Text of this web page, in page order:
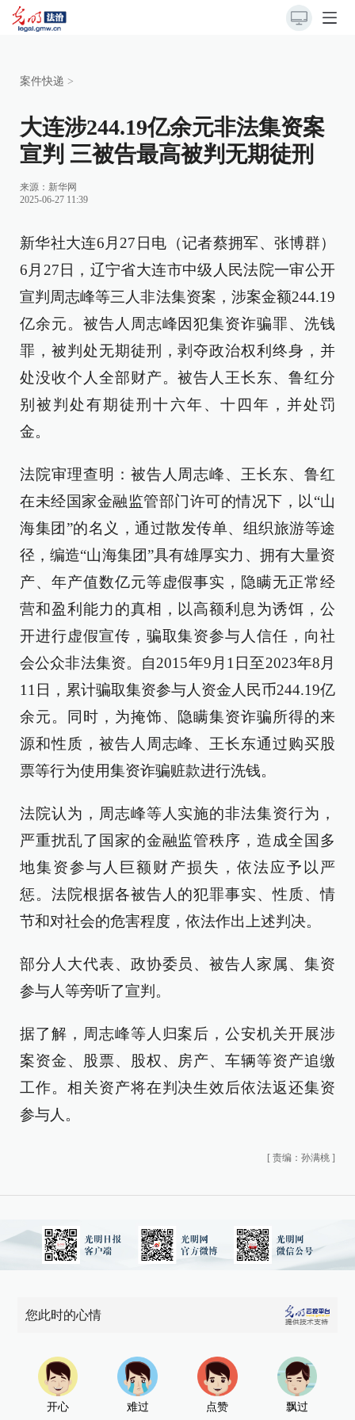
案件快递 >
大连涉244.19亿余元非法集资案
宣判 三被告最高被判无期徒刑
来源： 新华网
2025-06-27 11:39
新华社大连6月27日电（记者蔡拥军、张博群）
6月27日，辽宁省大连市中级人民法院一审公开
宣判周志峰等三人非法集资案，涉案金额244.19
亿余元。被告人周志峰因犯集资诈骗罪、洗钱
罪，被判处无期徒刑，剥夺政治权利终身，并
处没收个人全部财产。被告人王长东、鲁红分
别被判处有期徒刑十六年、十四年，并处罚
金。
法院审理查明：被告人周志峰、王长东、鲁红
在未经国家金融监管部门许可的情况下，以“山
海集团”的名义，通过散发传单、组织旅游等途
径，编造“山海集团”具有雄厚实力、拥有大量资
产、年产值数亿元等虚假事实，隐瞒无正常经
营和盈利能力的真相，以高额利息为诱饵，公
开进行虚假宣传，骗取集资参与人信任，向社
会公众非法集资。自2015年9月1日至2023年8月
11日，累计骗取集资参与人资金人民币244.19亿
余元。同时，为掩饰、隐瞒集资诈骗所得的来
源和性质，被告人周志峰、王长东通过购买股
票等行为使用集资诈骗赃款进行洗钱。
法院认为，周志峰等人实施的非法集资行为，
严重扰乱了国家的金融监管秩序，造成全国多
地集资参与人巨额财产损失，依法应予以严
惩。法院根据各被告人的犯罪事实、性质、情
节和对社会的危害程度，依法作出上述判决。
部分人大代表、政协委员、被告人家属、集资
参与人等旁听了宣判。
据了解，周志峰等人归案后，公安机关开展涉
案资金、股票、股权、房产、车辆等资产追缴
工作。相关资产将在判决生效后依法返还集资
参与人。
[ 责编：孙满桃 ]
您此时的心情
开心 难过 点赞 飘过